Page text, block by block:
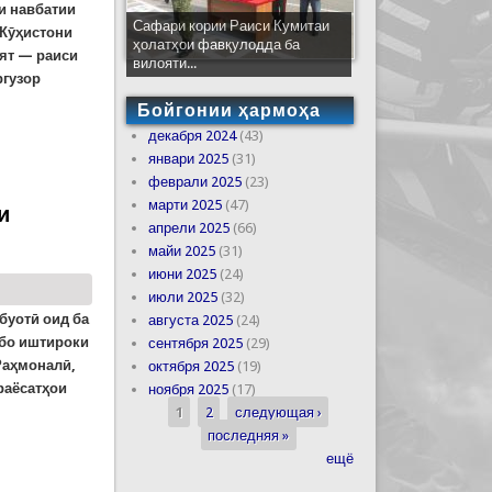
навбатии
— раиси
дар ҷаласаи Комиссияи
оид ба
иштироки
ба ҷамъбасти фаъолияти Кумита дар соли 2025
Сафари кории Раиси Кумитаи
ҳолатҳои фавқулодда ба
вилояти...
Бойгонии ҳармоҳа
декабря 2024(43)
январи 2025(31)
феврали 2025(23)
марти 2025(47)
апрели 2025(66)
майи 2025(31)
июни 2025(24)
июли 2025(32)
августа 2025(24)
сентября 2025(29)
октября 2025(19)
ноября 2025(17)
Страницы
1 2
следующая ›
последняя »
ещё